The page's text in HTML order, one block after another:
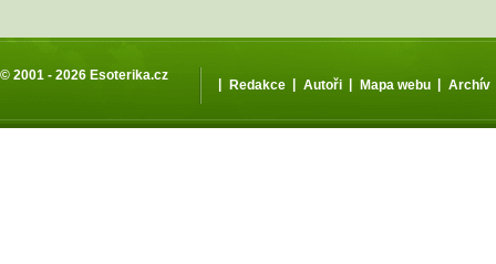
© 2001 - 2026 Esoterika.cz
| Redakce | Autoři | Mapa webu | Archív